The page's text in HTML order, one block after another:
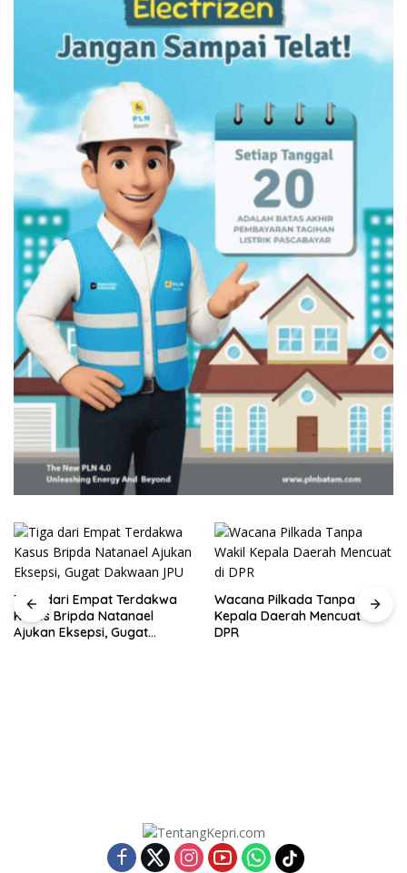
Tiga dari Empat Terdakwa
Kasus Bripda Natanael
Ajukan Eksepsi, Gugat
Wacana Pilkada Tanpa Wakil
Kepala Daerah Mencuat di
DPR